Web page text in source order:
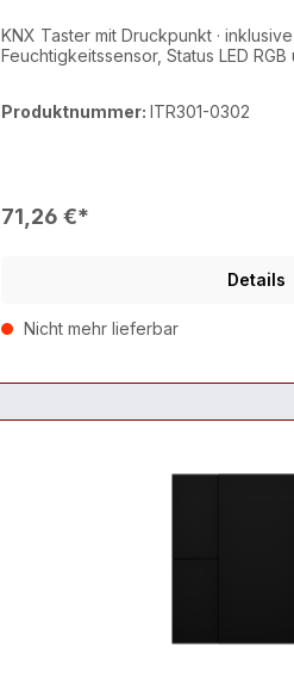
KNX Taster mit Druckpunkt ·
Feuchtigkeitssensor, Status LED
Produktnummer: ITR301-0302
71,26 €*
Details
Nicht mehr lieferbar